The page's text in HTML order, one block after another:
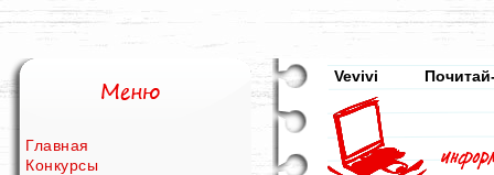
Главная
Конкурсы
Vevivi